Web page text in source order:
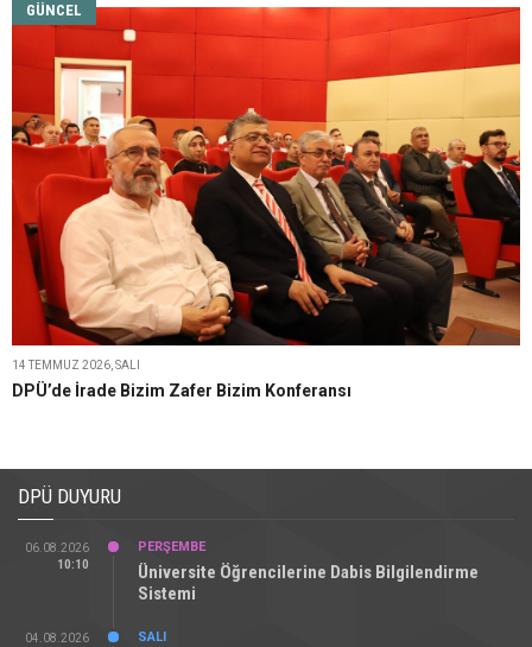
GÜNCEL
14 TEMMUZ 2026, SALI
DPÜ’de İrade Bizim Zafer Bizim Konferansı
DPÜ DUYURU
06.08.2026
10:10
PERŞEMBE
Üniversite Öğrencilerine Dabis Bilgilendirme
Sistemi
04.08.2026
SALI